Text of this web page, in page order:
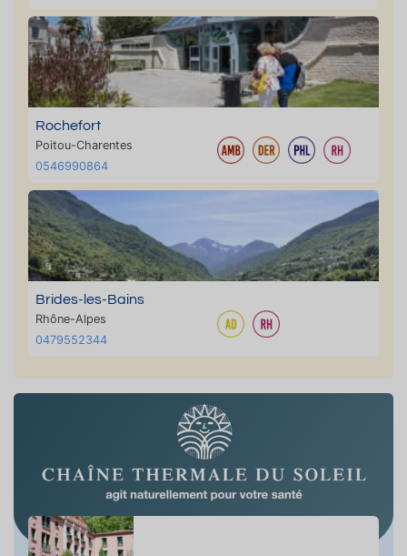
Rochefort
Poitou-Charentes
0546990864
Brides-les-Bains
Rhône-Alpes
0479552344